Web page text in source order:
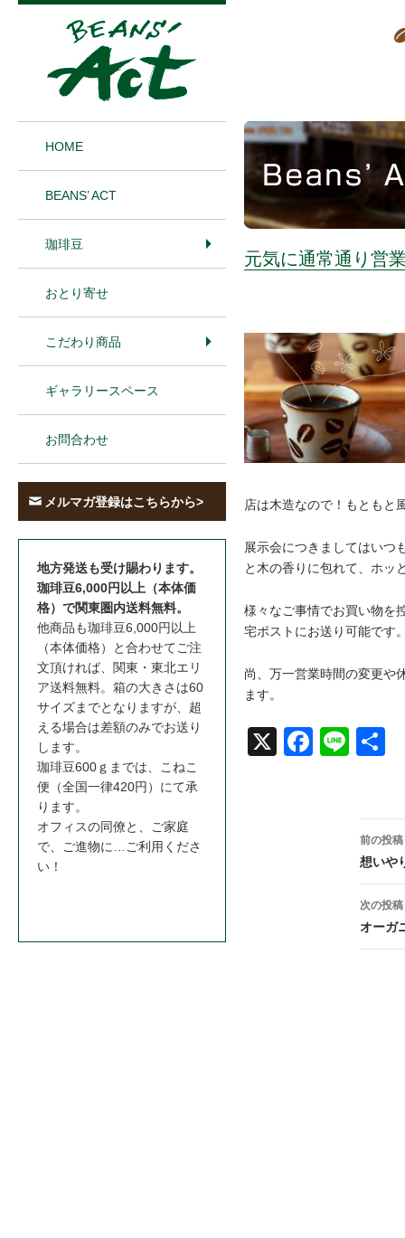
元気に通常通り営
店は木造なので！もともと
展示会につきましてはいつ
と木の香りに包れて、ホッ
様々なご事情でお買い物を
宅ポストにお送り可能です
尚、万一営業時間の変更や
ます。
Face
Line
投
稿
ナ
ビ
前の投稿
想い
次の投稿
オーガ
HOME
BEANS’ ACT
珈琲豆
おとり寄せ
こだわり商品
ギャラリースペース
お問合わせ
メルマガ登録はこちらから>
地方発送も受け賜わります。
珈琲豆6,000円以上（本体価
格）で関東圏内送料無料。
他商品も珈琲豆6,000円以上
（本体価格）と合わせてご注
文頂ければ、関東・東北エリ
ア送料無料。箱の大きさは60
サイズまでとなりますが、超
える場合は差額のみでお送り
します。
珈琲豆600ｇまでは、こねこ
便（全国一律420円）にて承
ります。
オフィスの同僚と、ご家庭
で、ご進物に…ご利用くださ
い！